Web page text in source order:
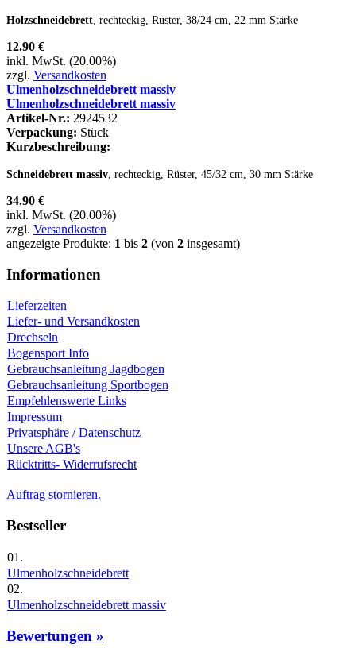
Holzschneidebrett , rechteckig, Rüster, 38/24 cm, 22 mm Stärke
12.90 €
inkl. MwSt. (20.00%)
zzgl. Versandkosten
Ulmenholzschneidebrett massiv
Ulmenholzschneidebrett massiv
Artikel-Nr.: 2924532
Verpackung: Stück
Kurzbeschreibung:
Schneidebrett massiv , rechteckig, Rüster, 45/32 cm, 30 mm Stärke
34.90 €
inkl. MwSt. (20.00%)
zzgl. Versandkosten
angezeigte Produkte: 1 bis 2 (von 2 insgesamt)
Informationen
Lieferzeiten
Liefer- und Versandkosten
Drechseln
Bogensport Info
Gebrauchsanleitung Jagdbogen
Gebrauchsanleitung Sportbogen
Empfehlenswerte Links
Impressum
Privatsphäre / Datenschutz
Unsere AGB's
Rücktritts- Widerrufsrecht
Auftrag stornieren.
Bestseller
01.
Ulmenholzschneidebrett
02.
Ulmenholzschneidebrett massiv
Bewertungen »